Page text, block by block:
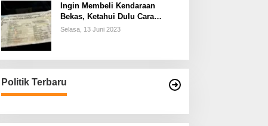
Ingin Membeli Kendaraan
Bekas, Ketahui Dulu Cara
Membedakan STNK Palsu dan
Selasa, 13 Juni 2023
Politik Terbaru